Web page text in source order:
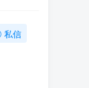
私信